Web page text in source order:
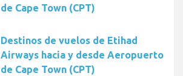
de Cape Town (CPT)
Destinos de vuelos de Etihad
Airways hacia y desde Aeropuerto
de Cape Town (CPT)